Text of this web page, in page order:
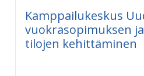
Kamppailukeskus
vuokrasopimuksen
tilojen kehittäminen